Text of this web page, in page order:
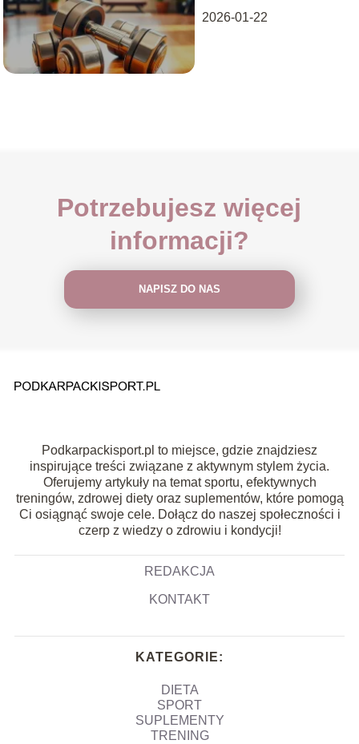
pytania
2026-01-22
Potrzebujesz więcej
informacji?
NAPISZ DO NAS
Podkarpackisport.pl to miejsce, gdzie znajdziesz
inspirujące treści związane z aktywnym stylem życia.
Oferujemy artykuły na temat sportu, efektywnych
treningów, zdrowej diety oraz suplementów, które pomogą
Ci osiągnąć swoje cele. Dołącz do naszej społeczności i
czerp z wiedzy o zdrowiu i kondycji!
REDAKCJA
KONTAKT
KATEGORIE:
DIETA
SPORT
SUPLEMENTY
TRENING